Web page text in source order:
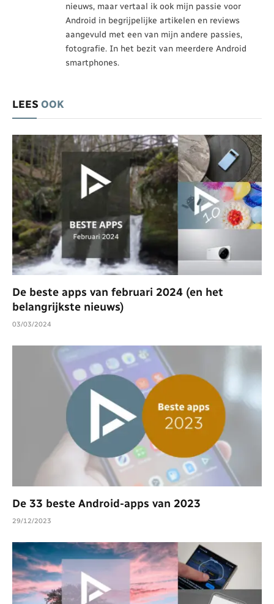
nieuws, maar vertaal ik ook mijn passie voor
Android in begrijpelijke artikelen en reviews
aangevuld met een van mijn andere passies,
fotografie. In het bezit van meerdere Android
smartphones.
LEES OOK
De beste apps van februari 2024 (en het
belangrijkste nieuws)
03/03/2024
De 33 beste Android-apps van 2023
29/12/2023